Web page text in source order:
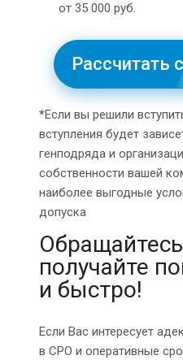
от 35 000 руб.
Рассчитать
*Если вы решили
вступления будет
генподряда и
собственности вашей
наиболее выгодные
допуска
получайте
и быстро!
Если Вас интересует
в СРО и оперативные